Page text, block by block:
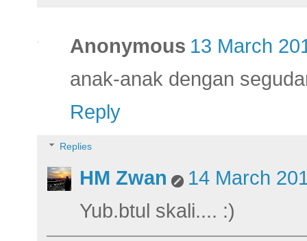
Anonymous 13 March
anak-anak dengan
Reply
Replies
HM Zwan
14 March
Yub.btul skali.... :)